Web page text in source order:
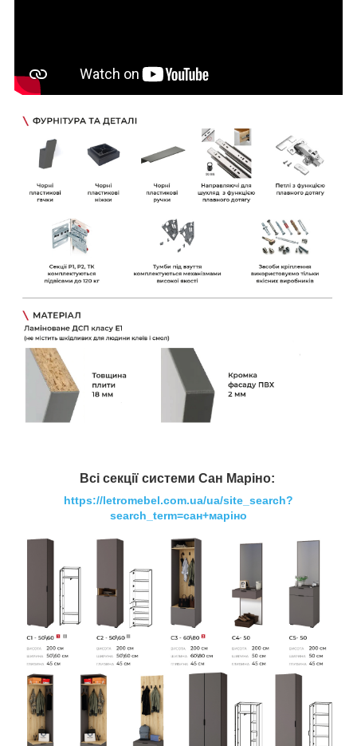
Всі секції системи Сан Маріно:
https://letromebel.com.ua/ua/site_search?
search_term=сан+маріно